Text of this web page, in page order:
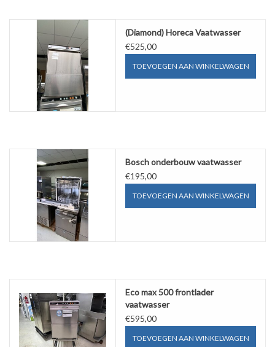
(Diamond) Horeca Vaatwasser
€525,00
TOEVOEGEN AAN WINKELWAGEN
Bosch onderbouw vaatwasser
€195,00
TOEVOEGEN AAN WINKELWAGEN
Eco max 500 frontlader
vaatwasser
€595,00
TOEVOEGEN AAN WINKELWAGEN